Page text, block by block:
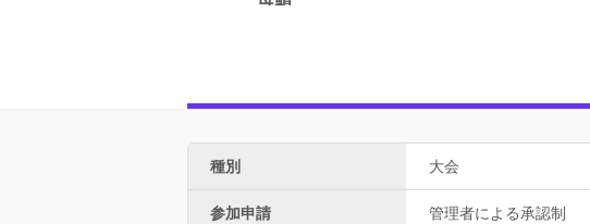
種別 大会
参加申請 管理者による承認制